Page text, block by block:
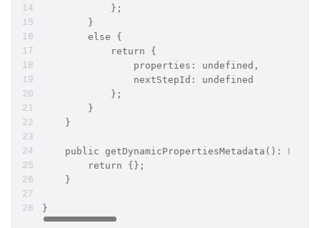
            };
        }
        else {
            return {
                properties: undefined,
                nextStepId: undefined
            };
        }
    }
public getDynamicPropertiesMetadata():
        return {};
    }
}